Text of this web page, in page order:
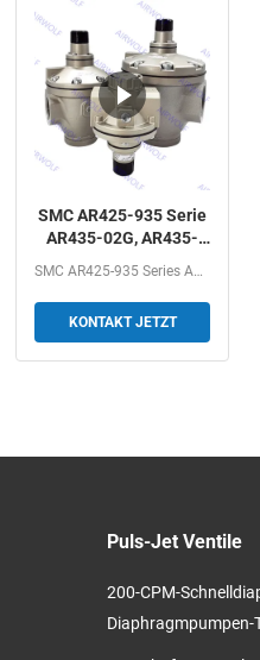
SMC AR425-935 Serie
AR435-02G, AR435-
1/4" 3/8" 1/2"
SMC AR425-935 Series AR435-02G, AR435-03G, AR435-04G...
KONTAKT JETZT
Puls-Jet Ventile
200-CPM-
Diaphragmpumpen-